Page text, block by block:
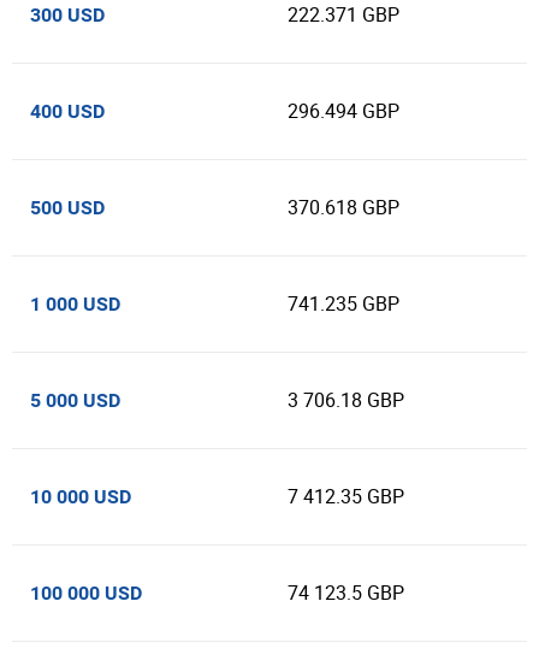
300 USD 222.371 GBP
400 USD 296.494 GBP
500 USD 370.618 GBP
1 000 USD 741.235 GBP
5 000 USD 3 706.18 GBP
10 000 USD 7 412.35 GBP
100 000 USD 74 123.5 GBP